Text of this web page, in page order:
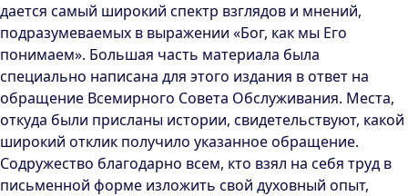
дается самый широкий спектр взглядов и мнений,
подразумеваемых в выражении «Бог, как мы Его
понимаем». Большая часть материала была
специально написана для этого издания в ответ на
обращение Всемирного Совета Обслуживания. Места,
откуда были присланы истории, свидетельствуют, какой
широкий отклик получило указанное обращение.
Содружество благодарно всем, кто взял на себя труд в
письменной форме изложить свой духовный опыт,